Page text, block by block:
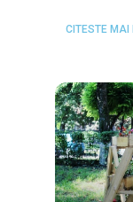
CITESTE MAI